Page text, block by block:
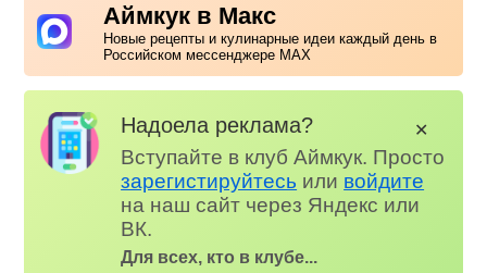
Аймкук в Макс
Новые рецепты и кулинарные идеи каждый день в
Российском мессенджере MAX
Надоела реклама?
Вступайте в клуб Аймкук. Просто
зарегистируйтесь или войдите
на наш сайт через Яндекс или
ВК.
Для всех, кто в клубе...
✕